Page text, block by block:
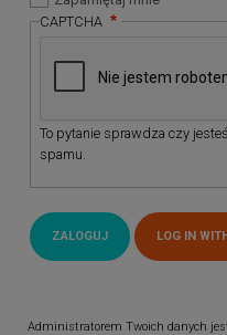
CAPTCHA
To pytanie sprawdza czy
spamu.
Administratorem Twoich danych